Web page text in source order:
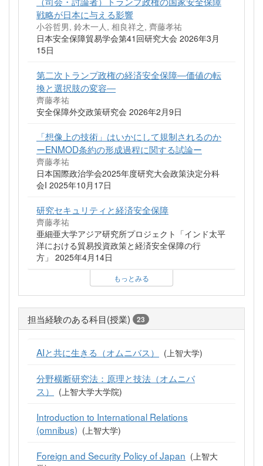
戦略が日本に与える影響
小谷哲男, 鈴木一人, 相良祥之, 齊藤孝祐
日本安全保障貿易学会第41回研究大会 2026年3月
15日
第二次トランプ政権の経済安全保障―価値の転
換と選択肢の変容―
齊藤孝祐
安全保障外交政策研究会 2026年2月9日
「想像上の技術」はいかにして規制されるのか
ーENMOD条約の形成過程に関する試論ー
齊藤孝祐
日本国際政治学会2025年度研究大会政策決定分科
会I 2025年10月17日
研究セキュリティと経済安全保障
齊藤孝祐
亜細亜大学アジア研究所プロジェクト「インド太平
洋における貿易投資政策と経済安全保障の行
方」 2025年4月14日
もっとみる
担当経験のある科目(授業) 23
AIと共に生きる（オムニバス） (上智大学)
分野横断研究法：原理と技法（オムニバ
ス）
(上智大学大学院)
Introduction to International Relations
(omnibus) (上智大学)
Foreign and Security Policy of Japan (上智大